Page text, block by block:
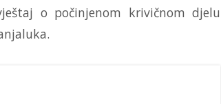
o počinjenom krivičnom djelu